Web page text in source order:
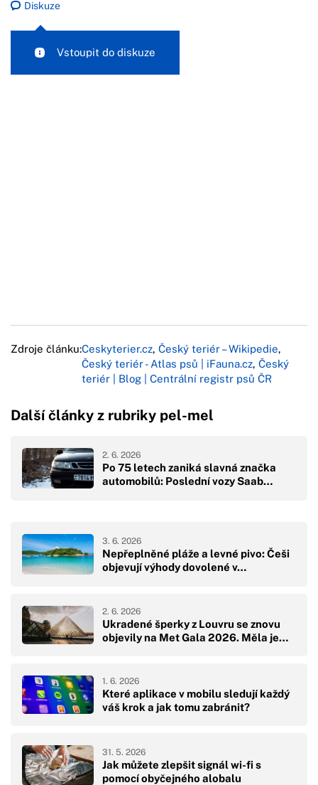
Diskuze
Vstoupit do diskuze
Zdroje článku:Ceskyterier.cz, Český teriér – Wikipedie,
Český teriér - Atlas psů | iFauna.cz, Český
teriér | Blog | Centrální registr psů ČR
Další články z rubriky pel-mel
Po 75 letech zaniká slavná značka
automobilů: Poslední vozy Saab…
2. 6. 2026
Nepřeplněné pláže a levné pivo: Češi
objevují výhody dovolené v…
3. 6. 2026
Ukradené šperky z Louvru se znovu
objevily na Met Gala 2026. Měla je…
2. 6. 2026
Které aplikace v mobilu sledují každý
váš krok a jak tomu zabránit?
1. 6. 2026
Jak můžete zlepšit signál wi-fi s
pomocí obyčejného alobalu
31. 5. 2026